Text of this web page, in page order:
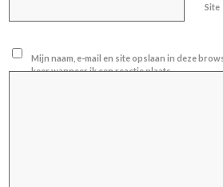
Site
Mijn naam, e-mail en site opslaan in deze
keer wanneer ik een reactie plaats.